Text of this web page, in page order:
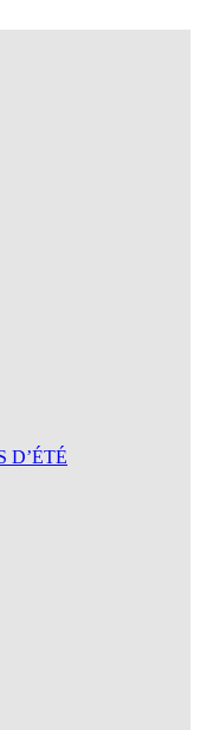
D’ÉTÉ